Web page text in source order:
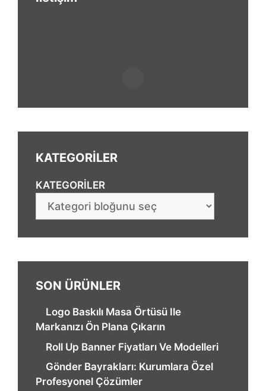
KATEGORİLER
KATEGORILER
SON ÜRÜNLER
Logo Baskılı Masa Örtüsü Ile
Markanızı Ön Plana Çıkarın
Roll Up Banner Fiyatları Ve Modelleri
Gönder Bayrakları: Kurumlara Özel
Profesyonel Çözümler